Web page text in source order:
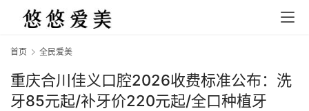
首页 全民爱美
重庆合川佳义口腔2026收费标准公布：洗
牙85元起/补牙价220元起/全口种植牙